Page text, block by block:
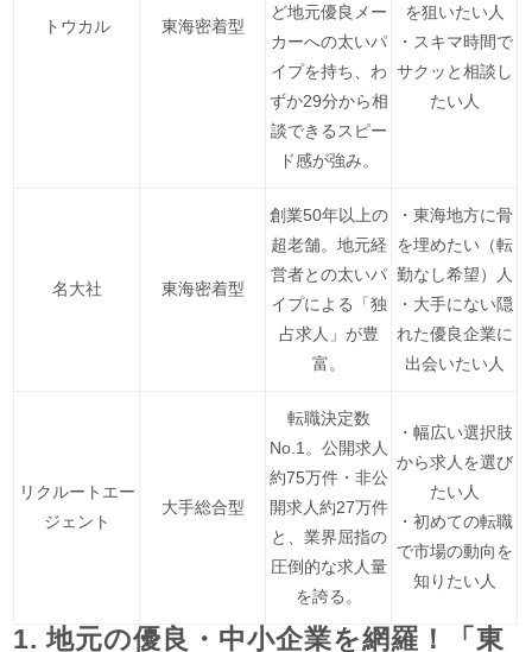
トウカル 東海密着型
ど地元優良メー
カーへの太いパ
イプを持ち、わ
ずか29分から相
談できるスピー
ド感が強み。
を狙いたい人
・スキマ時間で
サクッと相談し
たい人
名大社 東海密着型
創業50年以上の
超老舗。地元経
営者との太いパ
イプによる「独
占求人」が豊
富。
・東海地方に骨
を埋めたい（転
勤なし希望）人
・大手にない隠
れた優良企業に
出会いたい人
リクルートエー
ジェント
大手総合型
転職決定数
No.1。公開求人
約75万件・非公
開求人約27万件
と、業界屈指の
圧倒的な求人量
を誇る。
・幅広い選択肢
から求人を選び
たい人
・初めての転職
で市場の動向を
知りたい人
1. 地元の優良・中小企業を網羅！「東